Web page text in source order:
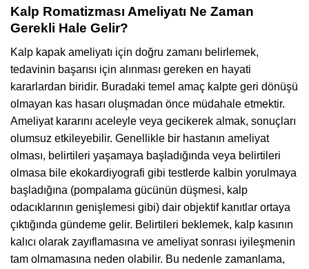
Kalp Romatizması Ameliyatı Ne Zaman
Gerekli Hale Gelir?
Kalp kapak ameliyatı için doğru zamanı belirlemek,
tedavinin başarısı için alınması gereken en hayati
kararlardan biridir. Buradaki temel amaç kalpte geri dönüşü
olmayan kas hasarı oluşmadan önce müdahale etmektir.
Ameliyat kararını aceleyle veya gecikerek almak, sonuçları
olumsuz etkileyebilir. Genellikle bir hastanın ameliyat
olması, belirtileri yaşamaya başladığında veya belirtileri
olmasa bile ekokardiyografi gibi testlerde kalbin yorulmaya
başladığına (pompalama gücünün düşmesi, kalp
odacıklarının genişlemesi gibi) dair objektif kanıtlar ortaya
çıktığında gündeme gelir. Belirtileri beklemek, kalp kasının
kalıcı olarak zayıflamasına ve ameliyat sonrası iyileşmenin
tam olmamasına neden olabilir. Bu nedenle zamanlama,